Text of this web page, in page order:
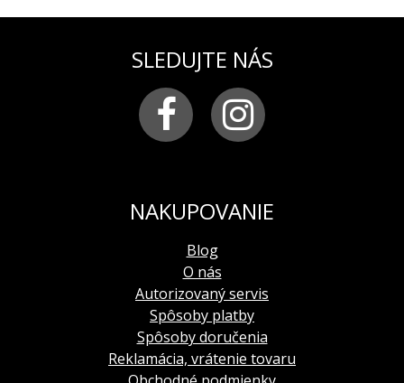
farba:žltá
logom VOSTOK-EUROPE
25 mm
: remienok je vhodný na všetky hodinky z
modelovej rady ATOMIC AGE, predovšetkým na
model NH34-640A702, VK64-640A698 a YM86-
SLEDUJTE NÁS
NAKUPOVANIE
Blog
O nás
Autorizovaný servis
Spôsoby platby
Spôsoby doručenia
Reklamácia, vrátenie tovaru